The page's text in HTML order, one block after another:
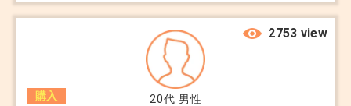
せっかくのマイホームですので、ご相談者様が納得
のいく購入ができることを心より応援しておりま
参考になりますと幸いです。
20代 男性
購入
2753 view